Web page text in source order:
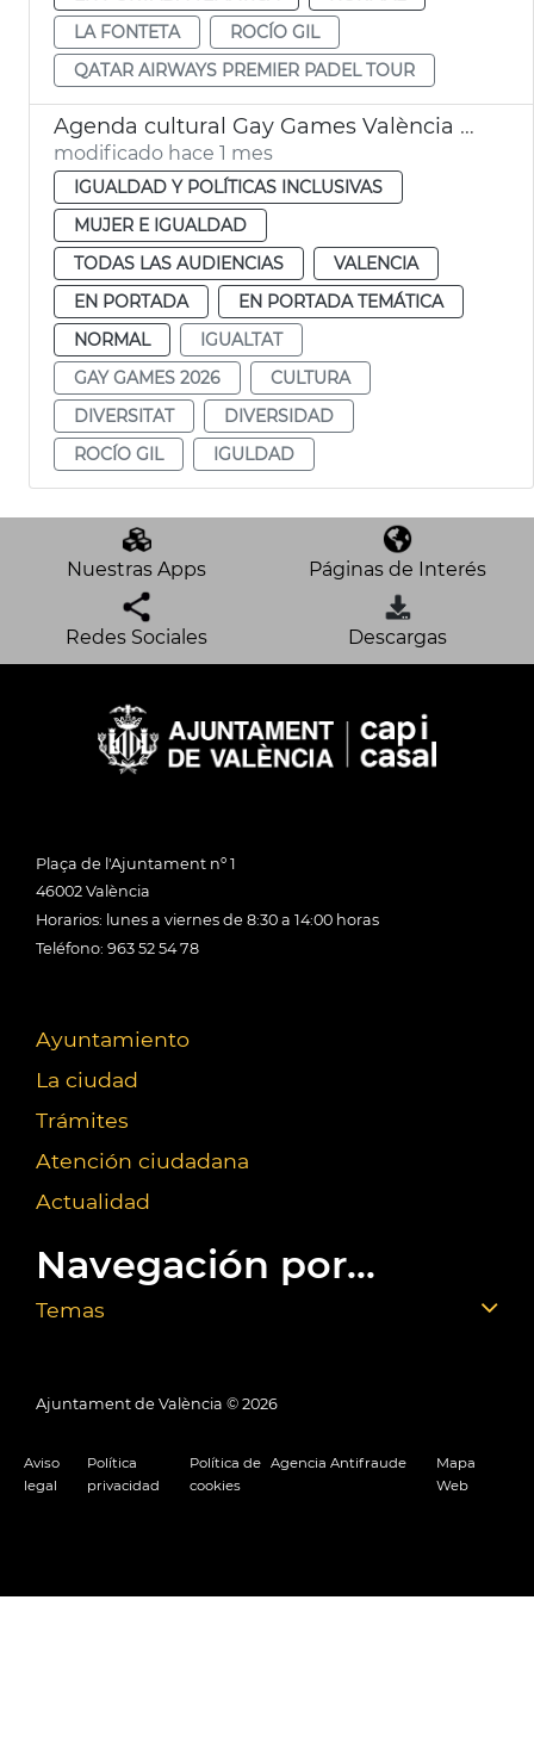
LA FONTETA
ROCÍO GIL
QATAR AIRWAYS PREMIER PADEL TOUR
Agenda cultural Gay Games València 2026
modificado hace 1 mes
IGUALDAD Y POLÍTICAS INCLUSIVAS
MUJER E IGUALDAD
TODAS LAS AUDIENCIAS
VALENCIA
EN PORTADA
EN PORTADA TEMÁTICA
NORMAL
IGUALTAT
GAY GAMES 2026
CULTURA
DIVERSITAT
DIVERSIDAD
ROCÍO GIL
IGULDAD
Nuestras Apps Páginas de Interés
Redes Sociales Descargas
Plaça de l'Ajuntament nº 1
46002 València
Horarios: lunes a viernes de 8:30 a 14:00 horas
Teléfono: 963 52 54 78
Ayuntamiento
La ciudad
Trámites
Atención ciudadana
Actualidad
Navegación por...
Temas
Ajuntament de València © 2026
Aviso
legal
Política
privacidad
Política de
cookies
Agencia Antifraude
Mapa
Web